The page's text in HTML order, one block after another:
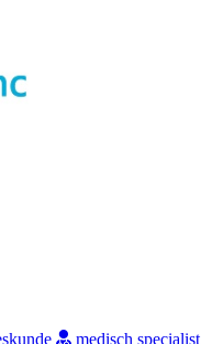
medisch specialist